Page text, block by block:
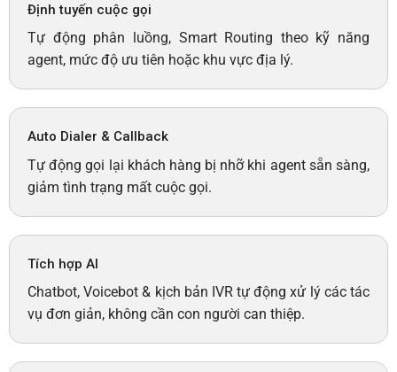
Định tuyến cuộc gọi
Tự động phân luồng, Smart Routing theo kỹ năng
agent, mức độ ưu tiên hoặc khu vực địa lý.
Auto Dialer & Callback
Tự động gọi lại khách hàng bị nhỡ khi agent sẵn sàng,
giảm tình trạng mất cuộc gọi.
Tích hợp AI
Chatbot, Voicebot & kịch bản IVR tự động xử lý các tác
vụ đơn giản, không cần con người can thiệp.